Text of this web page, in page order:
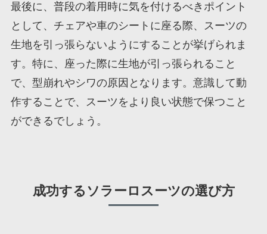
最後に、普段の着用時に気を付けるべきポイント
として、チェアや車のシートに座る際、スーツの
生地を引っ張らないようにすることが挙げられま
す。特に、座った際に生地が引っ張られること
で、型崩れやシワの原因となります。意識して動
作することで、スーツをより良い状態で保つこと
ができるでしょう。
成功するソラーロスーツの選び方